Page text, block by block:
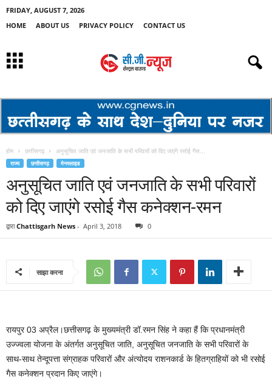
FRIDAY, AUGUST 7, 2026
HOME
ABOUT US PRIVACY POLICY CONTACT US
होम छत्तीसगढ़ अनुसूचित जाति एवं जनजाति के सभी परिवारों को दिए जाएंगे रसोई गैस...
राज्य छत्तीसगढ़ मेनस्लाइड
अनुसूचित जाति एवं जनजाति के सभी परिवारों
को दिए जाएंगे रसोई गैस कनेक्शन-रमन
द्वारा Chattisgarh News - April 3, 2018 0
साझा करना
रायपुर 03 अप्रैल।छत्तीसगढ़ के मुख्यमंत्री डॉ.रमन सिंह ने कहा हैं कि प्रधानमंत्री
उज्ज्वला योजना के अंतर्गत अनुसूचित जाति, अनुसूचित जनजाति के सभी परिवारों के
साथ-साथ तेन्दूपत्ता संग्राहक परिवारों और अंत्योदय राशनकार्ड के हितग्राहियों को भी रसोई
गैस कनेक्शन प्रदान किए जाएंगे।